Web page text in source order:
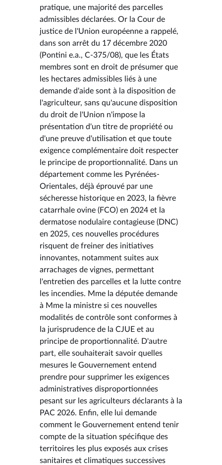
pratique, une majorité des parcelles
admissibles déclarées. Or la Cour de
justice de l'Union européenne a rappelé,
dans son arrêt du 17 décembre 2020
(Pontini e.a., C-375/08), que les États
membres sont en droit de présumer que
les hectares admissibles liés à une
demande d'aide sont à la disposition de
l'agriculteur, sans qu'aucune disposition
du droit de l'Union n'impose la
présentation d'un titre de propriété ou
d'une preuve d'utilisation et que toute
exigence complémentaire doit respecter
le principe de proportionnalité. Dans un
département comme les Pyrénées-
Orientales, déjà éprouvé par une
sécheresse historique en 2023, la fièvre
catarrhale ovine (FCO) en 2024 et la
dermatose nodulaire contagieuse (DNC)
en 2025, ces nouvelles procédures
risquent de freiner des initiatives
innovantes, notamment suites aux
arrachages de vignes, permettant
l'entretien des parcelles et la lutte contre
les incendies. Mme la députée demande
à Mme la ministre si ces nouvelles
modalités de contrôle sont conformes à
la jurisprudence de la CJUE et au
principe de proportionnalité. D'autre
part, elle souhaiterait savoir quelles
mesures le Gouvernement entend
prendre pour supprimer les exigences
administratives disproportionnées
pesant sur les agriculteurs déclarants à la
PAC 2026. Enfin, elle lui demande
comment le Gouvernement entend tenir
compte de la situation spécifique des
territoires les plus exposés aux crises
sanitaires et climatiques successives